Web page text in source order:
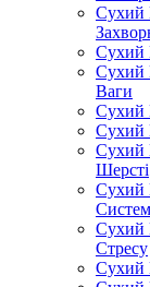
Сухий
Сухий
Сухий
Ваги
Сухий
Сухий
Сухий
Шерсті
Сухий
Сухий
Стресу
Сухий